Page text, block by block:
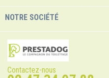
NOTRE SOCIÉTÉ
Contactez-nous